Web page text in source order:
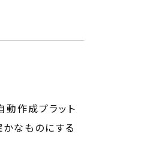
動作成プラット
なものにする